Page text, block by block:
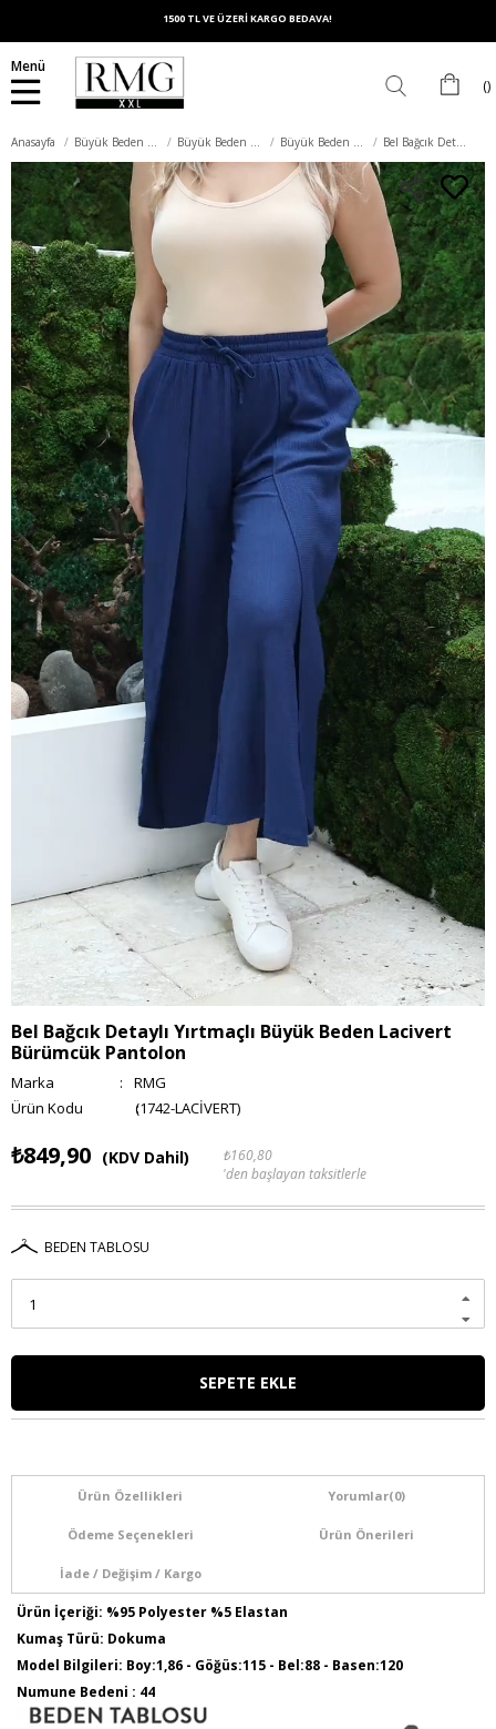
1500 TL VE ÜZERİ KARGO BEDAVA!
Menü
Anasayfa Büyük Beden Alt Giyim Büyük Beden Pantolon Büyük Beden Kumaş Pantolon Bel Bağcık Detaylı Yırtmaçlı Büyük Beden Lacivert Bürümcük Pantolon
Bel Bağcık Detaylı Yırtmaçlı Büyük Beden Lacivert
Bürümcük Pantolon
Marka :
RMG
(1742-LACİVERT)
₺849,90 (KDV Dahil)
₺160,80
'den başlayan taksitlerle
BEDEN TABLOSU
Ürün Özellikleri Yorumlar(0)
Ödeme Seçenekleri Ürün Önerileri
İade / Değişim / Kargo
Ürün İçeriği: %95 Polyester %5 Elastan
Kumaş Türü: Dokuma
Model Bilgileri: Boy:1,86 - Göğüs:115 - Bel:88 - Basen:120
Numune Bedeni : 44